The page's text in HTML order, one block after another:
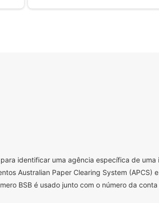
identificar uma agência específica de
Australian Paper Clearing System (APCS)
BSB é usado junto com o número da